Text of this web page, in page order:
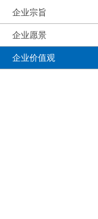
企业宗旨
企业愿景
企业价值观